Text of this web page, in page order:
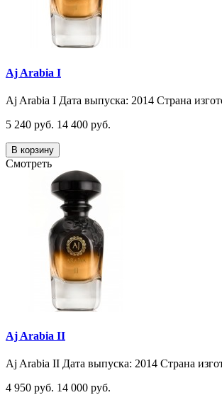
Aj Arabia I
Aj Arabia I Дата выпуска: 2014 Страна
5 240 руб. 14 400 руб.
В корзину
Смотреть
Aj Arabia II
Aj Arabia II Дата выпуска: 2014 Страна
4 950 руб. 14 000 руб.